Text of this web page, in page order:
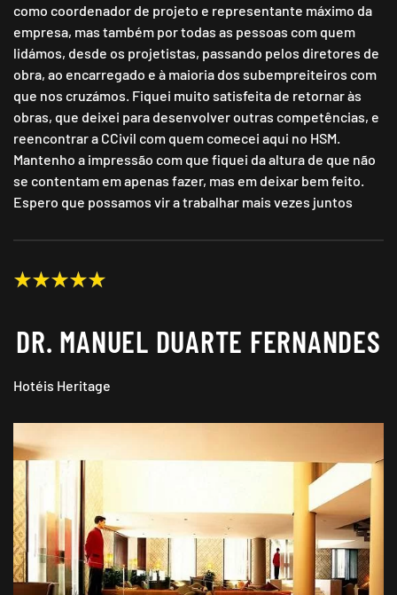
como coordenador de projeto e representante máximo da
empresa, mas também por todas as pessoas com quem
lidámos, desde os projetistas, passando pelos diretores de
obra, ao encarregado e à maioria dos subempreiteiros com
que nos cruzámos. Fiquei muito satisfeita de retornar às
obras, que deixei para desenvolver outras competências, e
reencontrar a CCivil com quem comecei aqui no HSM.
Mantenho a impressão com que fiquei da altura de que não
se contentam em apenas fazer, mas em deixar bem feito.
Espero que possamos vir a trabalhar mais vezes juntos
DR. MANUEL DUARTE FERNANDES
Hotéis Heritage